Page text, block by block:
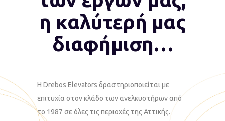
η καλύτερή μας
διαφήμιση…
Η Drebos Elevators δραστηριοποιείται με
επιτυχία στον κλάδο των ανελκυστήρων από
το 1987 σε όλες τις περιοχές της Αττικής.